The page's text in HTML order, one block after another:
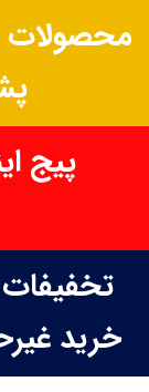
محصولات
پیج
خرید